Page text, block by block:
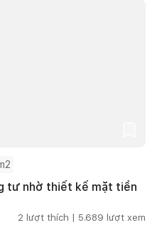
tư nhờ thiết kế mặt tiền
2 lượt thích | 5.689 lượt xem